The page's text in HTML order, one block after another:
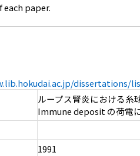
paper.
dissertations/
ループス腎炎における糸
Immune deposit の荷電
1991